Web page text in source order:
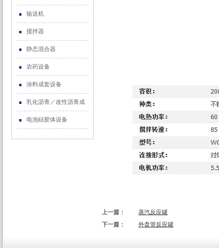
输送机
搅拌器
静态混合器
农药设备
涂料成套设备
乳化沥青／改性沥青成
电池硅胶体设备
上一篇：
蒸汽反应罐
下一篇：
外盘管反应罐